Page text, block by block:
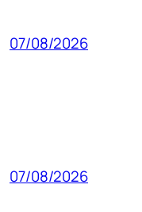
07/08/2026
07/08/2026